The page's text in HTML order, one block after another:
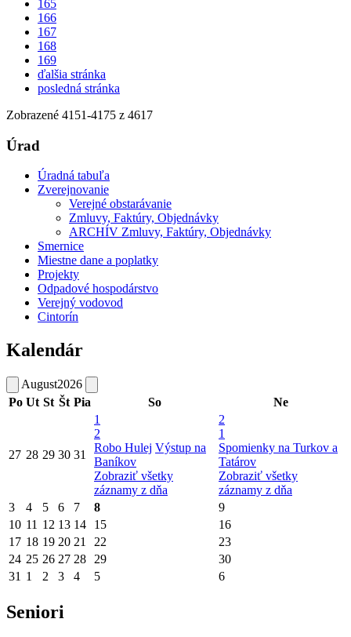
165
166
167
168
169
ďalšia stránka
posledná stránka
Zobrazené 4151-4175 z 4617
Úrad
Úradná tabuľa
Zverejnovanie
Verejné obstarávanie
Zmluvy, Faktúry, Objednávky
ARCHÍV Zmluvy, Faktúry, Objednávky
Smernice
Miestne dane a poplatky
Projekty
Odpadové hospodárstvo
Verejný vodovod
Cintorín
Kalendár
August2026
Po Ut St Št Pia So Ne
27 28 29 30 31
1
2
Robo Hulej Výstup na
Baníkov
Zobraziť všetky
záznamy z dňa
2
1
Spomienky na Turkov a
Tatárov
Zobraziť všetky
záznamy z dňa
3
4 5 6 7 8
9
10 11 12 13 14 15
16
17 18 19 20 21 22
23
24 25 26 27 28 29
30
31 1 2 3 4 5 6
Seniori